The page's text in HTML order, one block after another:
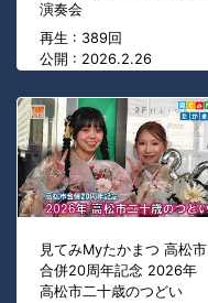
演奏会
再生 : 389回
公開 : 2026.2.26
見てみMyたかまつ 高松市
合併20周年記念 2026年
高松市二十歳のつどい